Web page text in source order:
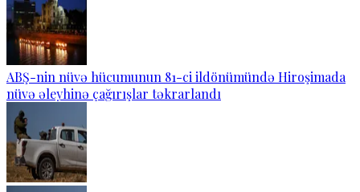
ABŞ-nin nüvə hücumunun 81-ci ildönümündə Hiroşimada
nüvə əleyhinə çağırışlar təkrarlandı